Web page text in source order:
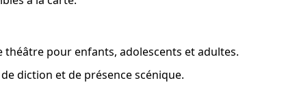
pour enfants, adolescents et adultes.
diction et de présence scénique.